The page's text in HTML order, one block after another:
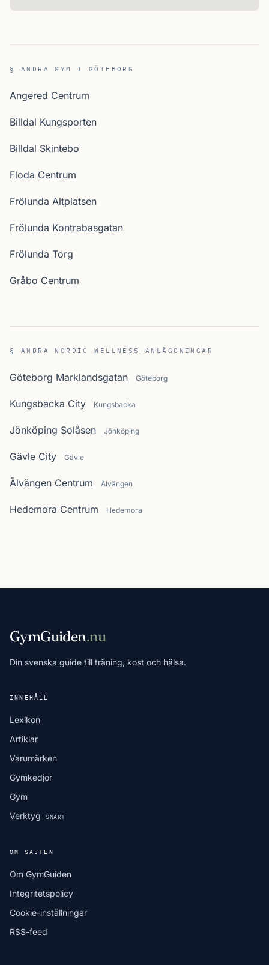
§ ANDRA GYM I GÖTEBORG
Angered Centrum
Billdal Kungsporten
Billdal Skintebo
Floda Centrum
Frölunda Altplatsen
Frölunda Kontrabasgatan
Frölunda Torg
Gråbo Centrum
§ ANDRA NORDIC WELLNESS-ANLÄGGNINGAR
Göteborg Marklandsgatan Göteborg
Kungsbacka City Kungsbacka
Jönköping Solåsen Jönköping
Gävle City Gävle
Älvängen Centrum Älvängen
Hedemora Centrum Hedemora
GymGuiden.nu
Din svenska guide till träning, kost och hälsa.
INNEHÅLL
Lexikon
Artiklar
Varumärken
Gymkedjor
Gym
Verktyg
SNART
OM SAJTEN
Om GymGuiden
Integritetspolicy
Cookie-inställningar
RSS-feed